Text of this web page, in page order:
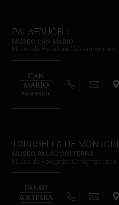
PALAFRUGELL
TORROELLA DE MONTGRÍ